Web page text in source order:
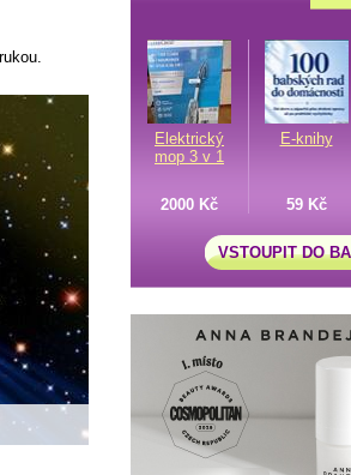
Elektrický
mop 3 v 1
E-knihy
2000 Kč 59 Kč
VSTOUPIT DO